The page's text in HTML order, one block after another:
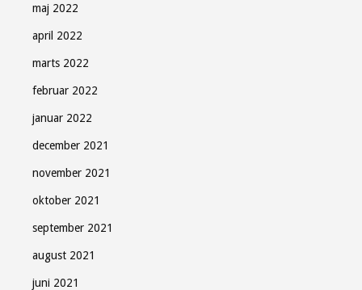
maj 2022
april 2022
marts 2022
februar 2022
januar 2022
december 2021
november 2021
oktober 2021
september 2021
august 2021
juni 2021